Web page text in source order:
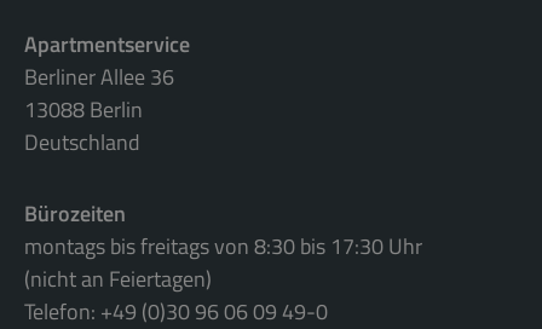
Apartmentservice
Berliner Allee 36
13088 Berlin
Deutschland
Bürozeiten
montags bis freitags von 8:30 bis 17:30 Uhr
(nicht an Feiertagen)
Telefon: +49 (0)30 96 06 09 49-0